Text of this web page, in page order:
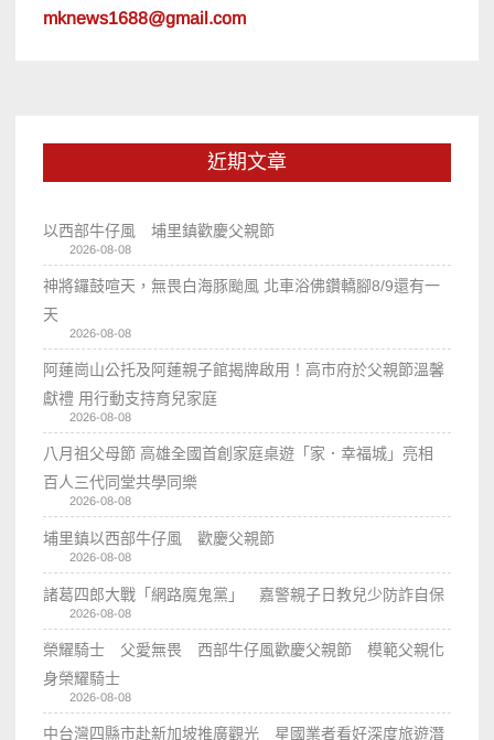
mknews1688@gmail.com
近期文章
以西部牛仔風 埔里鎮歡慶父親節
2026-08-08
神將鑼鼓喧天，無畏白海豚颱風 北車浴佛鑽轎腳8/9還有一
天
2026-08-08
阿蓮崗山公托及阿蓮親子館揭牌啟用！高市府於父親節溫馨
獻禮 用行動支持育兒家庭
2026-08-08
八月祖父母節 高雄全國首創家庭桌遊「家．幸福城」亮相
百人三代同堂共學同樂
2026-08-08
埔里鎮以西部牛仔風 歡慶父親節
2026-08-08
諸葛四郎大戰「網路魔鬼黨」 嘉警親子日教兒少防詐自保
2026-08-08
榮耀騎士 父愛無畏 西部牛仔風歡慶父親節 模範父親化
身榮耀騎士
2026-08-08
中台灣四縣市赴新加坡推廣觀光 星國業者看好深度旅遊潛